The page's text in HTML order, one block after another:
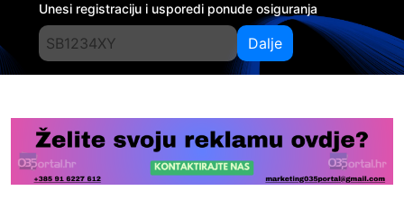
Unesi registraciju i usporedi ponude osiguranja
Dalje